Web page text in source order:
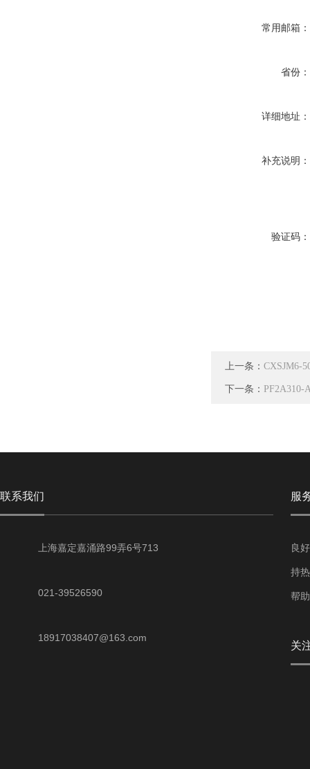
常用邮箱：
省份：
详细地址：
补充说明：
验证码：
上一条： CXSJM6-
下一条： PF2A310-
联系我们
上海嘉定嘉涌路99弄6号713
021-39526590
18917038407@163.com
服
良
持
帮
关